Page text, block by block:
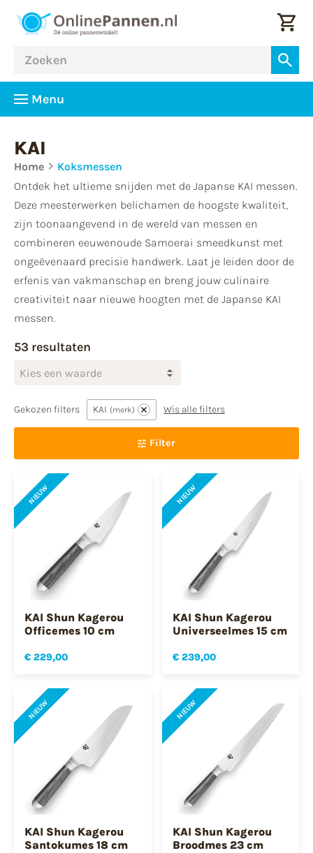
Menu
KAI
Home
Koksmessen
Ontdek het ultieme snijden met de Japanse KAI messen.
Deze meesterwerken belichamen de hoogste kwaliteit,
zijn toonaangevend in de wereld van messen en
combineren eeuwenoude Samoerai smeedkunst met
ongeëvenaard precisie handwerk. Laat je leiden door de
erfenis van vakmanschap en breng jouw culinaire
creativiteit naar nieuwe hoogten met de Japanse KAI
messen.
53 resultaten
Kies een waarde
Gekozen filters KAI merk Wis alle filters
Filter
NIEUW
KAI Shun Kagerou
Officemes 10 cm
€ 229,00
NIEUW
KAI Shun Kagerou
Universeelmes 15 cm
€ 239,00
NIEUW
KAI Shun Kagerou
Santokumes 18 cm
NIEUW
KAI Shun Kagerou
Broodmes 23 cm